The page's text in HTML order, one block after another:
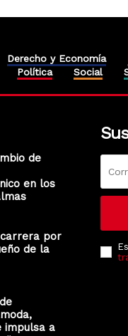
Derecho y Economía
Política Social
de
en los
carrera por
de la
impulsa a